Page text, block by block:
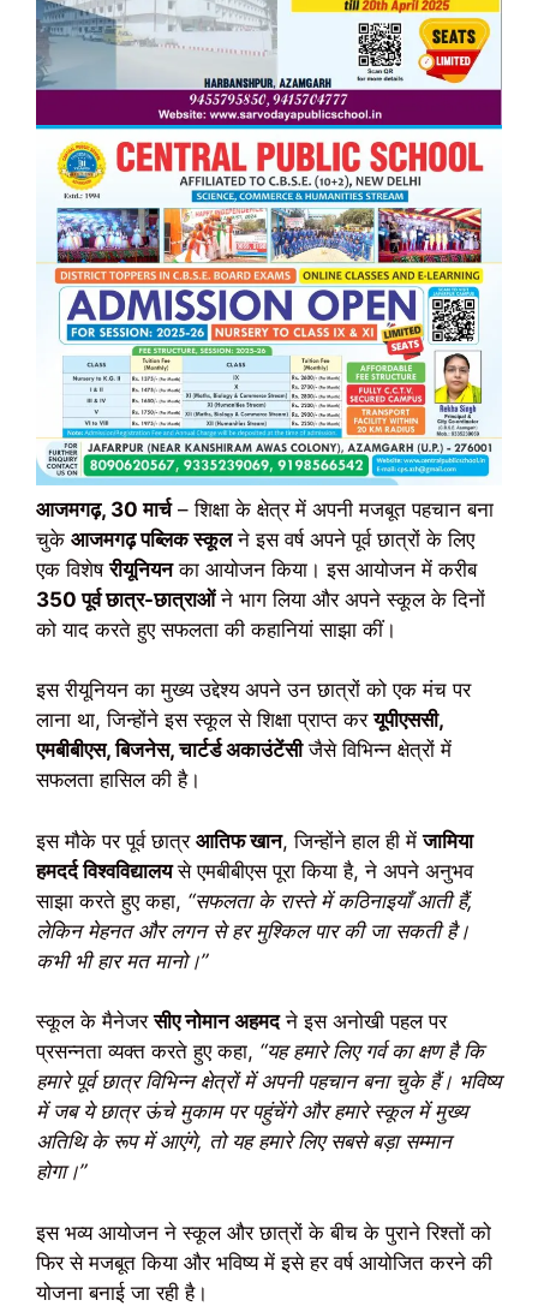
आजमगढ़, 30 मार्च– शिक्षा के क्षेत्र में अपनी मजबूत पहचान बना
चुके आजमगढ़ पब्लिक स्कूलने इस वर्ष अपने पूर्व छात्रों के लिए
एक विशेषरीयूनियनका आयोजन किया। इस आयोजन में करीब
350 पूर्व छात्र-छात्राओंने भाग लिया और अपने स्कूल के दिनों
को याद करते हुए सफलता की कहानियां साझा कीं।
इस रीयूनियन का मुख्य उद्देश्य अपने उन छात्रों को एक मंच पर
लाना था, जिन्होंने इस स्कूल से शिक्षा प्राप्त करयूपीएससी,
एमबीबीएस, बिजनेस, चार्टर्ड अकाउंटेंसीजैसे विभिन्न क्षेत्रों में
सफलता हासिल की है।
इस मौके पर पूर्व छात्र आतिफ खान, जिन्होंने हाल ही मेंजामिया
हमदर्द विश्वविद्यालयसे एमबीबीएस पूरा किया है, ने अपने अनुभव
साझा करते हुए कहा, “सफलता के रास्ते में कठिनाइयाँ आती हैं,
लेकिन मेहनत और लगन से हर मुश्किल पार की जा सकती है।
कभी भी हार मत मानो।”
स्कूल के मैनेजरसीए नोमान अहमदने इस अनोखी पहल पर
प्रसन्नता व्यक्त करते हुए कहा, “यह हमारे लिए गर्व का क्षण है कि
हमारे पूर्व छात्र विभिन्न क्षेत्रों में अपनी पहचान बना चुके हैं। भविष्य
में जब ये छात्र ऊंचे मुकाम पर पहुंचेंगे और हमारे स्कूल में मुख्य
अतिथि के रूप में आएंगे, तो यह हमारे लिए सबसे बड़ा सम्मान
होगा।”
इस भव्य आयोजन ने स्कूल और छात्रों के बीच के पुराने रिश्तों को
फिर से मजबूत किया और भविष्य में इसे हर वर्ष आयोजित करने की
योजना बनाई जा रही है।